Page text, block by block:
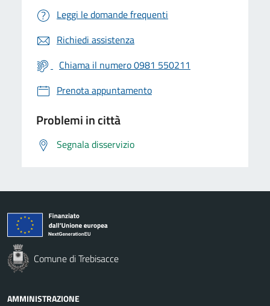
Leggi le domande frequenti
Richiedi assistenza
Chiama il numero 0981 550211
Prenota appuntamento
Problemi in città
Segnala disservizio
Comune di Trebisacce
AMMINISTRAZIONE